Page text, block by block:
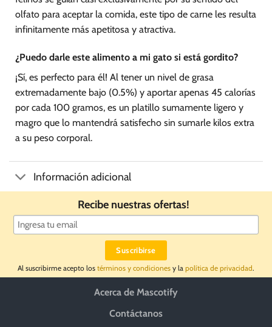
olfato para aceptar la comida, este tipo de carne les resulta
infinitamente más apetitosa y atractiva.
¿Puedo darle este alimento a mi gato si está gordito?
¡Sí, es perfecto para él! Al tener un nivel de grasa
extremadamente bajo (0.5%) y aportar apenas 45 calorías
por cada 100 gramos, es un platillo sumamente ligero y
magro que lo mantendrá satisfecho sin sumarle kilos extra
a su peso corporal.
Información adicional
Recibe nuestras ofertas!
Al suscribirme acepto los términos y condiciones y la política de privacidad.
Acerca de Mascotify
Contáctanos